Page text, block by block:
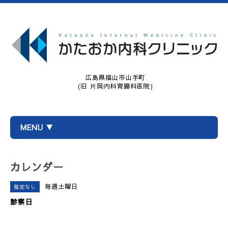
広島県福山市山手町
(旧 片岡内科胃腸科医院)
MENU ▼
カレンダー
指定なし 毎週土曜日
診察日